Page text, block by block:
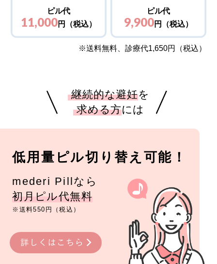
ピル代
11,000円（税込）
ピル代
9,900円（税込）
※送料無料、診療代1,650円（税込）
継続的な避妊を
求める方には
低用量ピル切り替え可能！
mederi Pillなら
初月ピル代無料
※送料550円（税込）